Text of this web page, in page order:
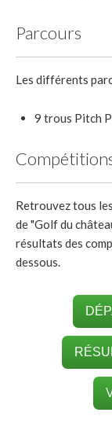
Parcours
Les différents
9 trous Pitch
Retrouvez tous
de "Golf du
résultats des
dessous.